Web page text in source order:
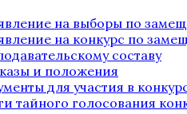
на выборы по
на конкурс по
составу
и положения
для участия в
тайного голосования